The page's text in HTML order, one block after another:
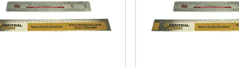
Escalas em inox